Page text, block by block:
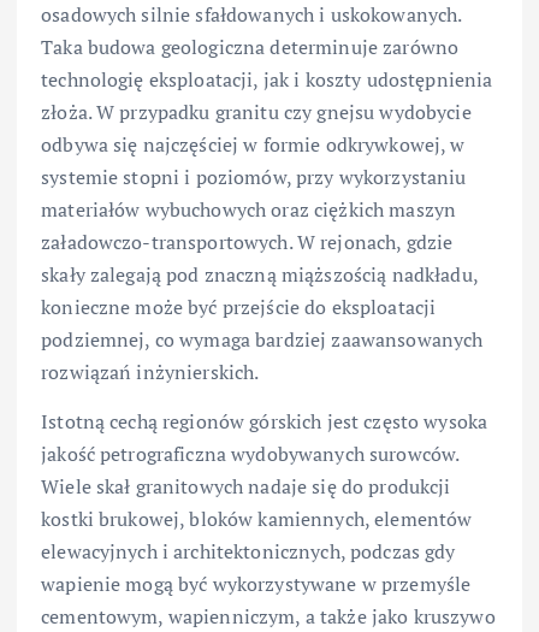
osadowych silnie sfałdowanych i uskokowanych.
Taka budowa geologiczna determinuje zarówno
technologię eksploatacji, jak i koszty udostępnienia
złoża. W przypadku granitu czy gnejsu wydobycie
odbywa się najczęściej w formie odkrywkowej, w
systemie stopni i poziomów, przy wykorzystaniu
materiałów wybuchowych oraz ciężkich maszyn
załadowczo-transportowych. W rejonach, gdzie
skały zalegają pod znaczną miąższością nadkładu,
konieczne może być przejście do eksploatacji
podziemnej, co wymaga bardziej zaawansowanych
rozwiązań inżynierskich.
Istotną cechą regionów górskich jest często wysoka
jakość petrograficzna wydobywanych surowców.
Wiele skał granitowych nadaje się do produkcji
kostki brukowej, bloków kamiennych, elementów
elewacyjnych i architektonicznych, podczas gdy
wapienie mogą być wykorzystywane w przemyśle
cementowym, wapienniczym, a także jako kruszywo